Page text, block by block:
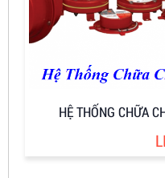
HỆ THỐNG CHỮA